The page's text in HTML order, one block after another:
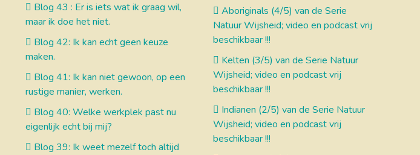
Blog 43 : Er is iets wat ik graag wil,
maar ik doe het niet.
Blog 42: Ik kan echt geen keuze
maken.
Blog 41: Ik kan niet gewoon, op een
rustige manier, werken.
Blog 40: Welke werkplek past nu
eigenlijk echt bij mij?
Blog 39: Ik weet mezelf toch altijd
Aboriginals (4/5) van de Serie
Natuur Wijsheid; video en podcast vrij
beschikbaar !!!
Kelten (3/5) van de Serie Natuur
Wijsheid; video en podcast vrij
beschikbaar !!!
Indianen (2/5) van de Serie Natuur
Wijsheid; video en podcast vrij
beschikbaar !!!